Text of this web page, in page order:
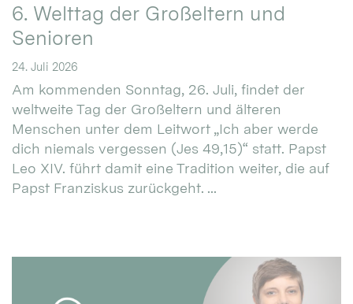
6. Welttag der Großeltern und
Senioren
24. Juli 2026
Am kommenden Sonntag, 26. Juli, findet der
weltweite Tag der Großeltern und älteren
Menschen unter dem Leitwort „Ich aber werde
dich niemals vergessen (Jes 49,15)“ statt. Papst
Leo XIV. führt damit eine Tradition weiter, die auf
Papst Franziskus zurückgeht. ...